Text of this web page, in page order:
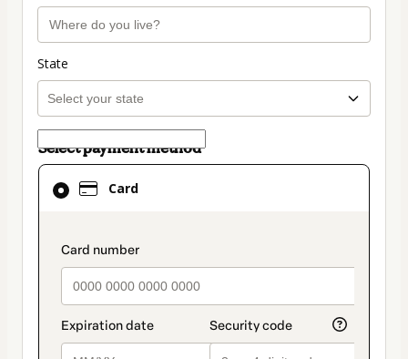
State
Select payment method
Card
payment_data.section_title_v2
Card
selected
method